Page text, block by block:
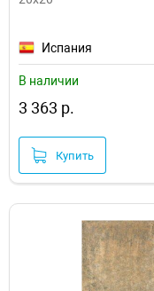
Испания
В наличии
3 363 р.
Купить